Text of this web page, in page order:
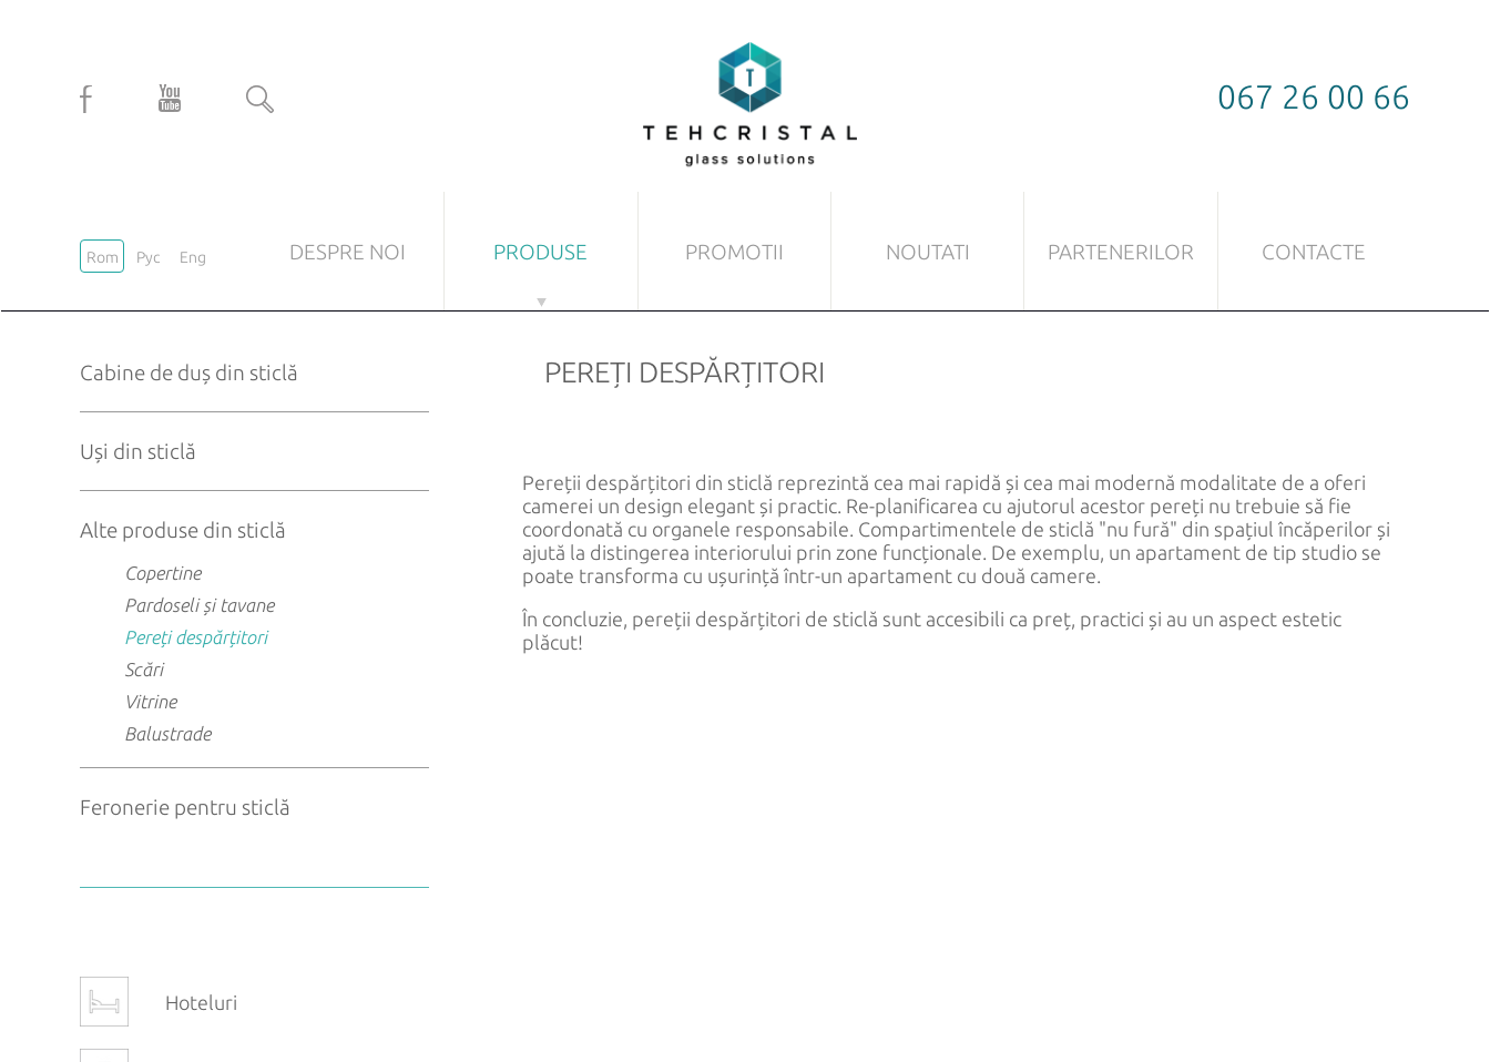
067 26 00 66
Rom Рус Eng DESPRE NOI PRODUSE
La comandă
Uși laminate
Copertine
Scări
Vitrine
Balustrade
Balamale
PROMOTII NOUTATI PARTENERILOR CONTACTE
Cabine de duș din sticlă
Uși din sticlă
Alte produse din sticlă
Copertine
Pardoseli și tavane
Pereți despărțitori
Scări
Vitrine
Balustrade
Feronerie pentru sticlă
Hoteluri
PEREȚI DESPĂRȚITORI
Pereții despărțitori din sticlă reprezintă cea mai rapidă și cea mai modernă modalitate de a oferi
camerei un design elegant și practic. Re-planificarea cu ajutorul acestor pereți nu trebuie să fie
coordonată cu organele responsabile. Compartimentele de sticlă "nu fură" din spațiul încăperilor și
ajută la distingerea interiorului prin zone funcționale. De exemplu, un apartament de tip studio se
poate transforma cu ușurință într-un apartament cu două camere.
În concluzie, pereții despărțitori de sticlă sunt accesibili ca preț, practici și au un aspect estetic
plăcut!